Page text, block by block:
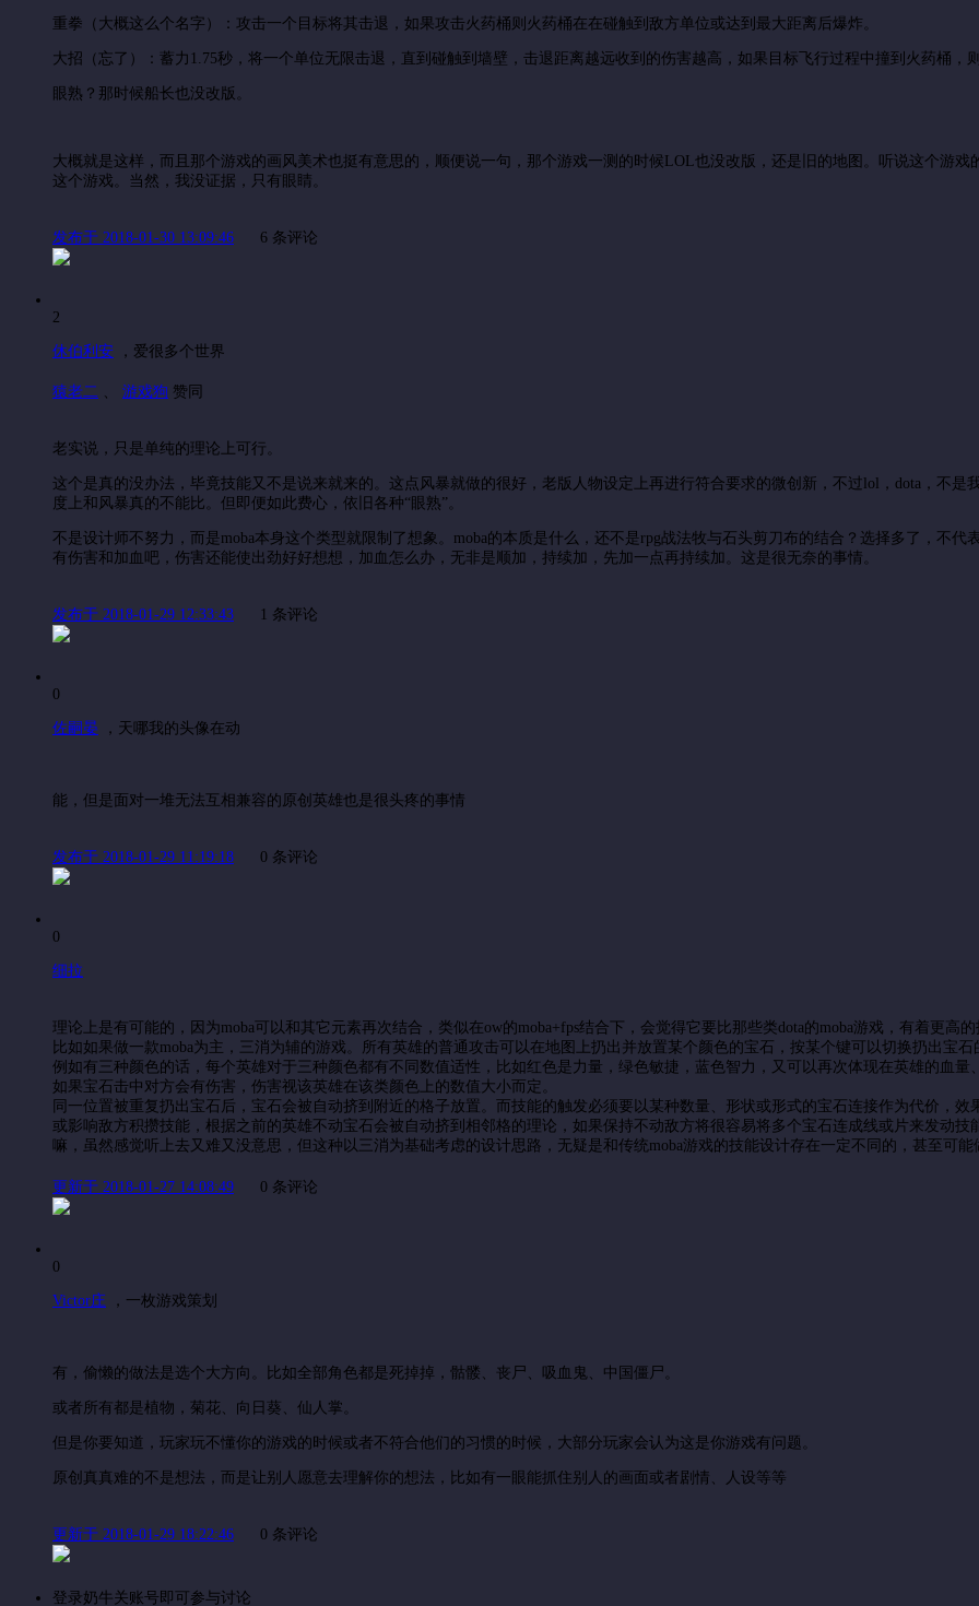
重拳（大概这么个名字）：攻击一个目标将其击退，如果攻击火药桶则火药桶在在碰触到敌方单位或达到最大距离后爆炸。
大招（忘了）：蓄力1.75秒，将一个单位无限击退，直到碰触到墙壁，击退距离越远收到的伤害越高，如果目标飞行过程中撞到火药桶，
眼熟？那时候船长也没改版。
大概就是这样，而且那个游戏的画风美术也挺有意思的，顺便说一句，那个游戏一测的时候LOL也没改版，还是旧的地图。听说这个游
这个游戏。当然，我没证据，只有眼睛。
发布于 2018-01-30 13:09:46 6 条评论
2
休伯利安 ， 爱很多个世界
猿老二 游戏狗 赞同
老实说，只是单纯的理论上可行。
这个是真的没办法，毕竟技能又不是说来就来的。这点风暴就做的很好，老版人物设定上再进行符合要求的微创新，不过lol，dota，不
度上和风暴真的不能比。但即便如此费心，依旧各种“眼熟”。
不是设计师不努力，而是moba本身这个类型就限制了想象。moba的本质是什么，还不是rpg战法牧与石头剪刀布的结合？选择多了，不
有伤害和加血吧，伤害还能使出劲好好想想，加血怎么办，无非是顺加，持续加，先加一点再持续加。这是很无奈的事情。
发布于 2018-01-29 12:33:43 1 条评论
0
佐嗣晏 ， 天哪我的头像在动
能，但是面对一堆无法互相兼容的原创英雄也是很头疼的事情
发布于 2018-01-29 11:19:18 0 条评论
0
细拉
理论上是有可能的，因为moba可以和其它元素再次结合，类似在ow的moba+fps结合下，会觉得它要比那些类dota的moba游戏，有着更高
比如如果做一款moba为主，三消为辅的游戏。所有英雄的普通攻击可以在地图上扔出并放置某个颜色的宝石，按某个键可以切换扔出宝石
例如有三种颜色的话，每个英雄对于三种颜色都有不同数值适性，比如红色是力量，绿色敏捷，蓝色智力，又可以再次体现在英雄的血量
如果宝石击中对方会有伤害，伤害视该英雄在该类颜色上的数值大小而定。
同一位置被重复扔出宝石后，宝石会被自动挤到附近的格子放置。而技能的触发必须要以某种数量、形状或形式的宝石连接作为代价，
或影响敌方积攒技能，根据之前的英雄不动宝石会被自动挤到相邻格的理论，如果保持不动敌方将很容易将多个宝石连成线或片来发动
嘛，虽然感觉听上去又难又没意思，但这种以三消为基础考虑的设计思路，无疑是和传统moba游戏的技能设计存在一定不同的，甚至可
更新于 2018-01-27 14:08:49 0 条评论
0
Victor庄 ， 一枚游戏策划
有，偷懒的做法是选个大方向。比如全部角色都是死掉掉，骷髅、丧尸、吸血鬼、中国僵尸。
或者所有都是植物，菊花、向日葵、仙人掌。
但是你要知道，玩家玩不懂你的游戏的时候或者不符合他们的习惯的时候，大部分玩家会认为这是你游戏有问题。
原创真真难的不是想法，而是让别人愿意去理解你的想法，比如有一眼能抓住别人的画面或者剧情、人设等等
更新于 2018-01-29 18:22:46 0 条评论
登录奶牛关账号即可参与讨论